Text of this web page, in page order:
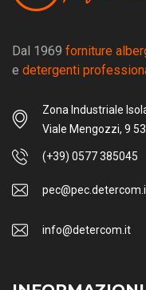
Dal 1969 forniture
e detergenti
Zona Industriale
Viale Mengozzi, 9
(+39) 0577 385045
info@detercom.it